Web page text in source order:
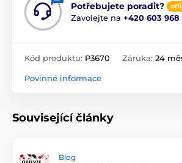
Potřebujete poradit?
Zavolejte na +420 603 968
Kód produktu: P3670 Záruka: 24
Povinné informace
Související články
Blog